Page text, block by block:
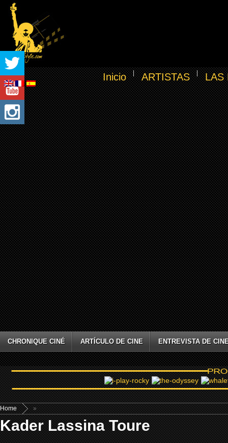
Inicio ARTISTAS LAS
CHRONIQUE CINÉ ARTÍCULO DE CINE ENTREVISTA DE
Home »
Kader Lassina Toure